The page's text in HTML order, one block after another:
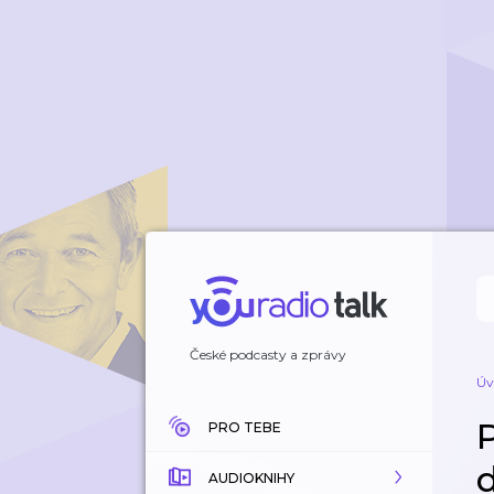
České podcasty a zprávy
PRO TEBE
AUDIOKNIHY